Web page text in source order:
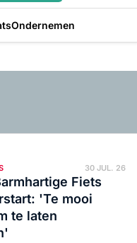
Ondernemen
30 JUL. 26
Fiets
'Te mooi
te laten